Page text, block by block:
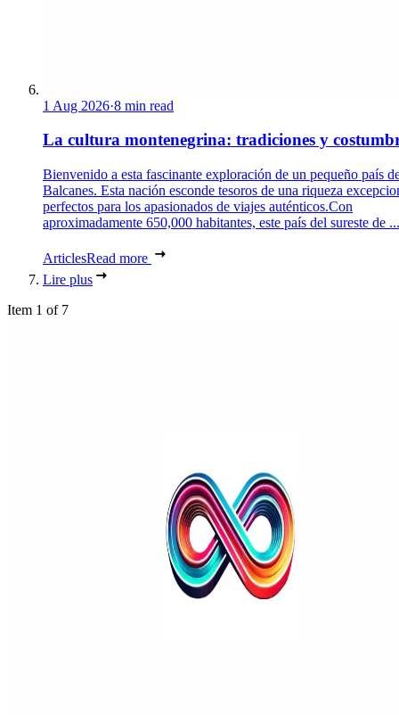
1 Aug 2026·8 min read
La cultura montenegrina: tradiciones y
Bienvenido a esta fascinante exploración de un pequeño país
Balcanes. Esta nación esconde tesoros de una riqueza
perfectos para los apasionados de viajes auténticos.Con
aproximadamente 650,000 habitantes, este país del sureste de ...
ArticlesRead more
Lire plus
Item 1 of 7